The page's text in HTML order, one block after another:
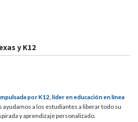
y K12
por K12, líder en educación en línea
ayudamos a los estudiantes a liberar todo su
y aprendizaje personalizado.